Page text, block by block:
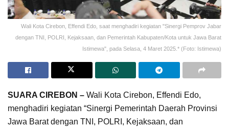
Wali Kota Cirebon, Effendi Edo, saat menghadiri kegiatan "Sinergi Pemprov Jabar
dengan TNI, POLRI, Kejaksaan, dan Pemerintah Kabupaten/Kota untuk Jawa Barat
Istimewa", pada Selasa, 4 Maret 2025.* (Foto: Istimewa)
SUARA CIREBON – Wali Kota Cirebon, Effendi Edo,
menghadiri kegiatan “Sinergi Pemerintah Daerah Provinsi
Jawa Barat dengan TNI, POLRI, Kejaksaan, dan